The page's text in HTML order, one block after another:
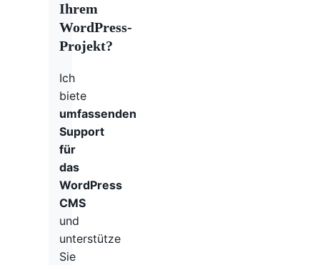
Ihrem
WordPress-
Projekt?
Ich
biete
umfassenden
Support
für
das
WordPress
CMS
und
unterstütze
Sie